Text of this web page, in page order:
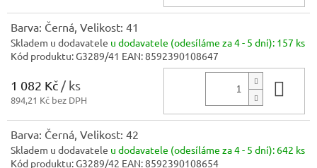
Barva: Černá, Velikost: 41
Skladem u dodavatele u dodavatele (odesíláme za 4 - 5 dní): 157 ks
Kód produktu:G3289/41 EAN:8592390108647
1 082 Kč / ks
894,21 Kč bez DPH
Barva: Černá, Velikost: 42
Skladem u dodavatele u dodavatele (odesíláme za 4 - 5 dní): 642 ks
Kód produktu:G3289/42 EAN:8592390108654